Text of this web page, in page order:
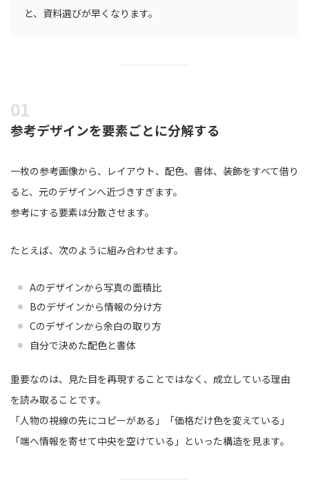
と、資料選びが早くなります。
参考デザインを要素ごとに分解する
一枚の参考画像から、レイアウト、配色、書体、装飾をすべて借り
ると、元のデザインへ近づきすぎます。
参考にする要素は分散させます。
たとえば、次のように組み合わせます。
Aのデザインから写真の面積比
Bのデザインから情報の分け方
Cのデザインから余白の取り方
自分で決めた配色と書体
重要なのは、見た目を再現することではなく、成立している理由
を読み取ることです。
「人物の視線の先にコピーがある」「価格だけ色を変えている」
「端へ情報を寄せて中央を空けている」といった構造を見ます。